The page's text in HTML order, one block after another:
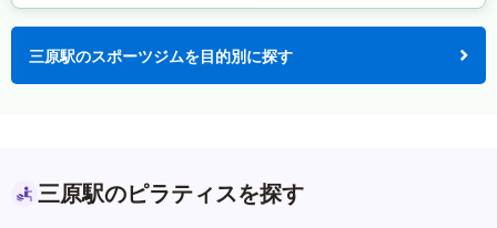
三原駅のスポーツジムを目的別に探す
三原駅のピラティスを探す